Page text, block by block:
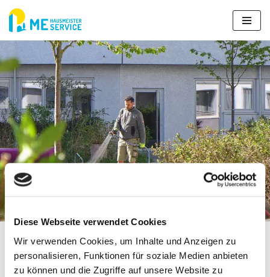
Diese Webseite verwendet Cookies
Wir verwenden Cookies, um Inhalte und Anzeigen zu
personalisieren, Funktionen für soziale Medien anbieten
zu können und die Zugriffe auf unsere Website zu
Zum
springen
Kontakt
KontaktME-Hausmeisterservice